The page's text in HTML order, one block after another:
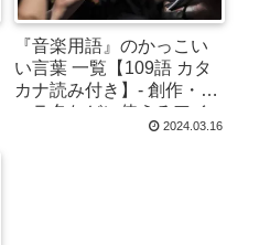
『音楽用語』のかっこい
い言葉 一覧【109語 カタ
カナ読み付き】- 創作・キ
ャラ名などに使えるアイ
2024.03.16